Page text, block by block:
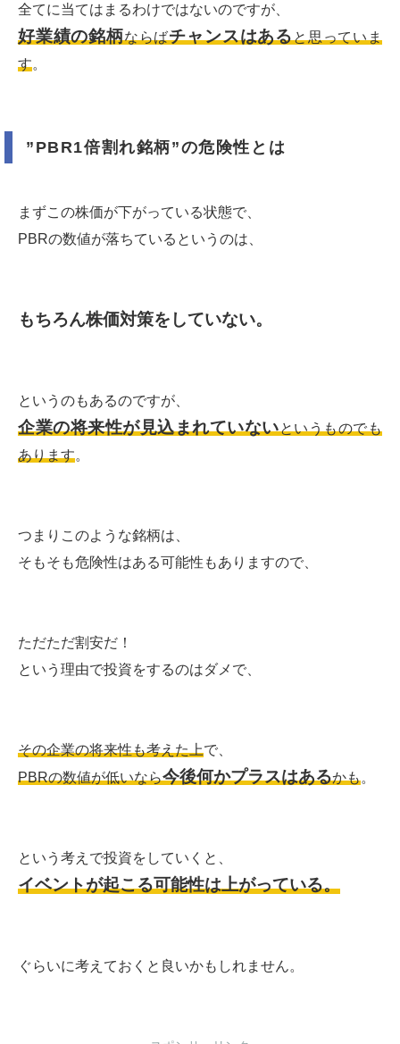
全てに当てはまるわけではないのですが、
好業績の銘柄ならばチャンスはあると思っていま
す。
”PBR1倍割れ銘柄”の危険性とは
まずこの株価が下がっている状態で、
PBRの数値が落ちているというのは、
もちろん株価対策をしていない。
というのもあるのですが、
企業の将来性が見込まれていないというものでも
あります。
つまりこのような銘柄は、
そもそも危険性はある可能性もありますので、
ただただ割安だ！
という理由で投資をするのはダメで、
その企業の将来性も考えた上で、
PBRの数値が低いなら今後何かプラスはあるかも。
という考えで投資をしていくと、
イベントが起こる可能性は上がっている。
ぐらいに考えておくと良いかもしれません。